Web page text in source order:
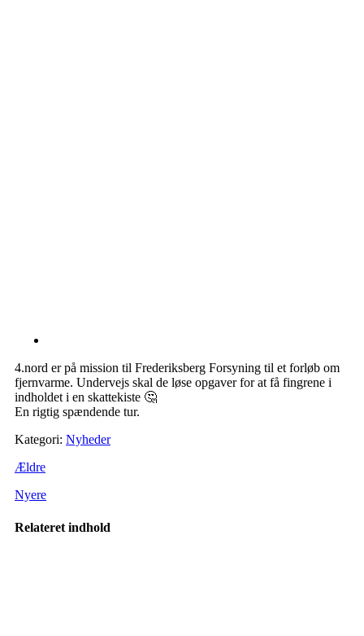
4.nord er på mission til Frederiksberg Forsyning til et forløb om
fjernvarme. Undervejs skal de løse opgaver for at få fingrene i
indholdet i en skattekiste 🤔
En rigtig spændende tur.
Kategori: Nyheder
Ældre
Nyere
Relateret indhold